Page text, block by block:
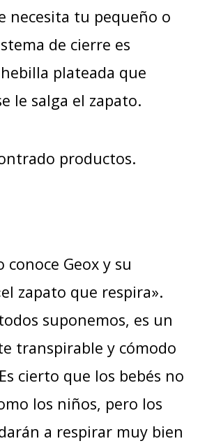
necesita tu pequeño o
de cierre es
plateada que
le salga el zapato.
productos.
Geox y su
zapato que respira».
suponemos, es un
transpirable y cómodo
cierto que los bebés no
los niños, pero los
a respirar muy bien